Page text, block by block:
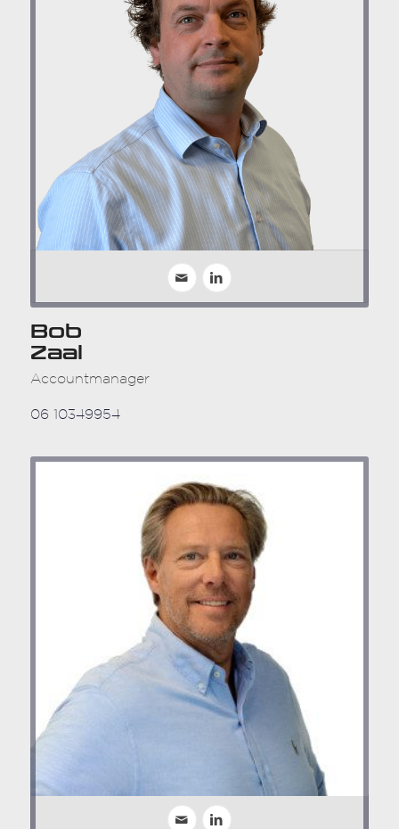
Bob
Zaal
Accountmanager
06 10349954